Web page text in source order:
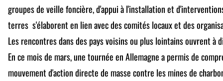
groupes de veille foncière, d'appui à l'installation et
terres s'élaborent en lien avec des comités locaux et des
Les rencontres dans des pays voisins ou plus lointains ouvrent à
En ce mois de mars, une tournée en Allemagne a permis de
mouvement d'action directe de masse contre les mines de